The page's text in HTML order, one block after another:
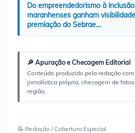
Do empreendedorismo à
maranhenses ganham
premiação do Sebrae…
🔎 Apuração e Checagem Editorial
Conteúdo produzido pela redação
jornalística própria, checagem de
região.
📝 Redação / Cobertura Especial